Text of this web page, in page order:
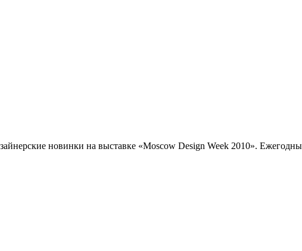
новинки на выставке «Moscow Design Week 2010».